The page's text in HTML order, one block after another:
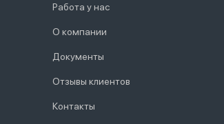
Работа у нас
О компании
Документы
Отзывы клиентов
Контакты